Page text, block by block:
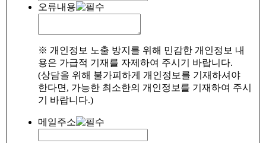
오류내용
※ 개인정보 노출 방지를 위해 민감한 개인정보 내
용은 가급적 기재를 자제하여 주시기 바랍니다.
(상담을 위해 불가피하게 개인정보를 기재하셔야
한다면, 가능한 최소한의 개인정보를 기재하여 주시
기 바랍니다.)
메일주소